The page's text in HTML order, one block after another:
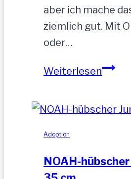
aber ich mache
ziemlich gut. Mit
oder…
WeiterlesenSandu
Adoption
NOAH-